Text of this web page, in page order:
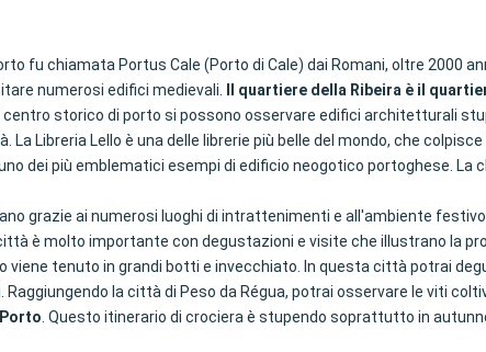
fu chiamata Portus Cale (Porto di Cale) dai Romani, oltre 2000
numerosi edifici medievali.
Il quartiere della Ribeira è il
storico di porto si possono osservare edifici architetturali
Libreria Lello è una delle librerie più belle del mondo, che
dei più emblematici esempi di edificio neogotico portoghese.
grazie ai numerosi luoghi di intrattenimenti e all'ambiente
è molto importante con degustazioni e visite che illustrano la
viene tenuto in grandi botti e invecchiato. In questa città potrai
la città di Peso da Régua, potrai osservare le viti
. Questo itinerario di crociera è stupendo soprattutto in